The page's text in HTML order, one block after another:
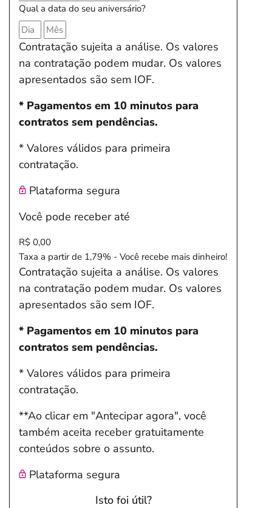
Qual a data do seu aniversário?
Contratação sujeita a análise. Os valores
na contratação podem mudar. Os valores
apresentados são sem IOF.
* Pagamentos em 10 minutos para
contratos sem pendências.
* Valores válidos para primeira
contratação.
Plataforma segura
Você pode receber até
R$ 0,00
Taxa a partir de 1,79% - Você recebe mais dinheiro!
Contratação sujeita a análise. Os valores
na contratação podem mudar. Os valores
apresentados são sem IOF.
* Pagamentos em 10 minutos para
contratos sem pendências.
* Valores válidos para primeira
contratação.
**Ao clicar em "Antecipar agora", você
também aceita receber gratuitamente
conteúdos sobre o assunto.
Plataforma segura
Isto foi útil?